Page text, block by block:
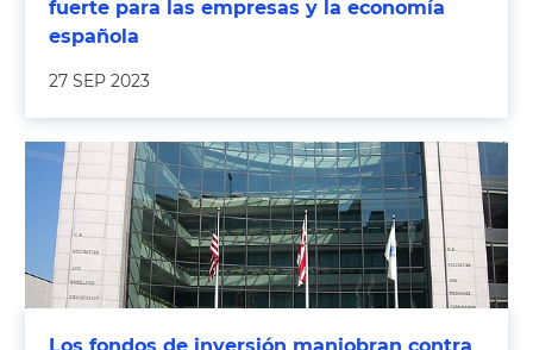
fuerte para las empresas y la economía
española
27 SEP 2023